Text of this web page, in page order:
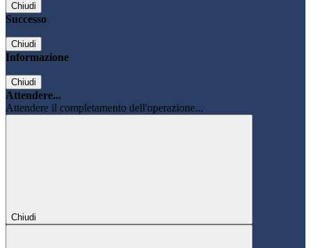
Chiudi
Successo
Chiudi
Informazione
Chiudi
Attendere...
Attendere il completamento dell'operazione...
Chiudi